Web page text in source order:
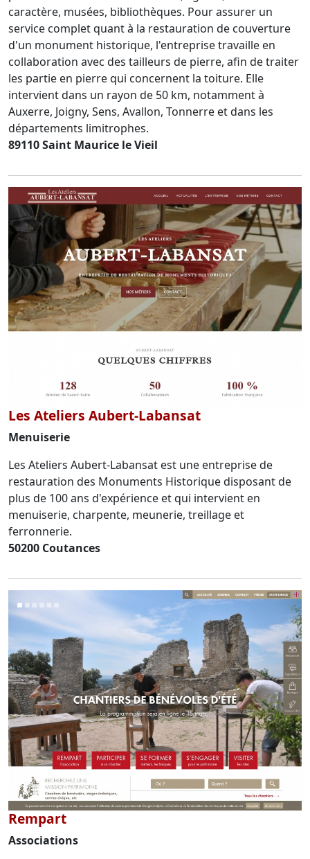
caractère, musées, bibliothèques. Pour assurer un
service complet quant à la restauration de couverture
d'un monument historique, l'entreprise travaille en
collaboration avec des tailleurs de pierre, afin de traiter
les partie en pierre qui concernent la toiture. Elle
intervient dans un rayon de 50 km, notamment à
Auxerre, Joigny, Sens, Avallon, Tonnerre et dans les
départements limitrophes.
89110 Saint Maurice le Vieil
Les Ateliers Aubert-Labansat
Menuiserie
Les Ateliers Aubert-Labansat est une entreprise de
restauration des Monuments Historique disposant de
plus de 100 ans d'expérience et qui intervient en
menuiserie, charpente, meunerie, treillage et
ferronnerie.
50200 Coutances
Rempart
Associations